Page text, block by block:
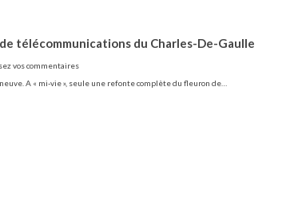
télécommunications du Charles-De-Gaulle
vos commentaires
A « mi-vie », seule une refonte complète du fleuron de…